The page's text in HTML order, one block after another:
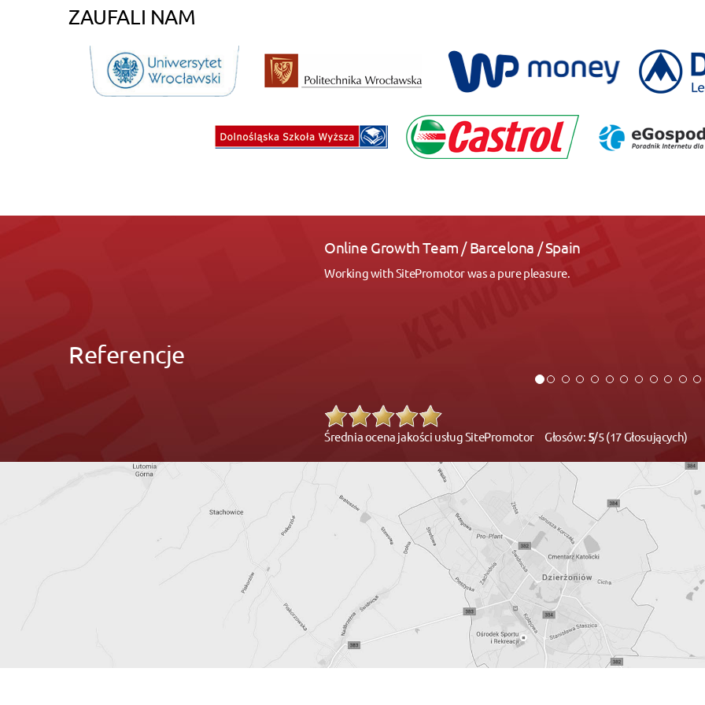
ZAUFALI NAM
Referencje
Online Growth Team / Barcelona / Spain
Working with SitePromotor was a pure pleasure.
Średnia ocena jakości usług SitePromotor Głosów: 5/5 (17 Głosujących)